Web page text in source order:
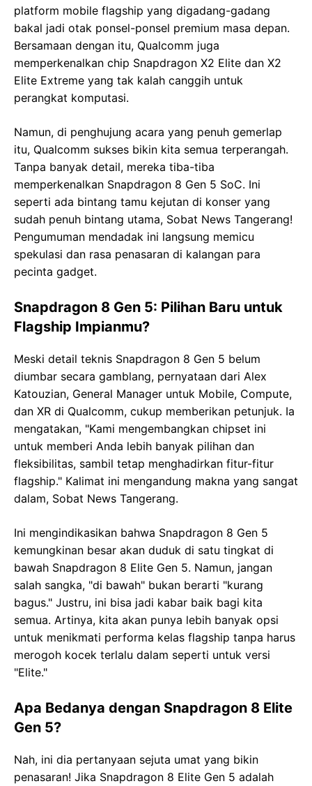
platform mobile flagship yang digadang-gadang
bakal jadi otak ponsel-ponsel premium masa depan.
Bersamaan dengan itu, Qualcomm juga
memperkenalkan chip Snapdragon X2 Elite dan X2
Elite Extreme yang tak kalah canggih untuk
perangkat komputasi.
Namun, di penghujung acara yang penuh gemerlap
itu, Qualcomm sukses bikin kita semua terperangah.
Tanpa banyak detail, mereka tiba-tiba
memperkenalkan Snapdragon 8 Gen 5 SoC. Ini
seperti ada bintang tamu kejutan di konser yang
sudah penuh bintang utama, Sobat News Tangerang!
Pengumuman mendadak ini langsung memicu
spekulasi dan rasa penasaran di kalangan para
pecinta gadget.
Snapdragon 8 Gen 5: Pilihan Baru untuk
Flagship Impianmu?
Meski detail teknis Snapdragon 8 Gen 5 belum
diumbar secara gamblang, pernyataan dari Alex
Katouzian, General Manager untuk Mobile, Compute,
dan XR di Qualcomm, cukup memberikan petunjuk. Ia
mengatakan, "Kami mengembangkan chipset ini
untuk memberi Anda lebih banyak pilihan dan
fleksibilitas, sambil tetap menghadirkan fitur-fitur
flagship." Kalimat ini mengandung makna yang sangat
dalam, Sobat News Tangerang.
Ini mengindikasikan bahwa Snapdragon 8 Gen 5
kemungkinan besar akan duduk di satu tingkat di
bawah Snapdragon 8 Elite Gen 5. Namun, jangan
salah sangka, "di bawah" bukan berarti "kurang
bagus." Justru, ini bisa jadi kabar baik bagi kita
semua. Artinya, kita akan punya lebih banyak opsi
untuk menikmati performa kelas flagship tanpa harus
merogoh kocek terlalu dalam seperti untuk versi
"Elite."
Apa Bedanya dengan Snapdragon 8 Elite
Gen 5?
Nah, ini dia pertanyaan sejuta umat yang bikin
penasaran! Jika Snapdragon 8 Elite Gen 5 adalah